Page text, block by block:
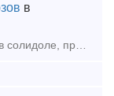
в
Продам насос КТ7 новый с консервации в солидоле, производства АО "Ишимский механический завод" 56шт. по 4 в коробке. Все вопросы по телефону +7 950 55 120 44